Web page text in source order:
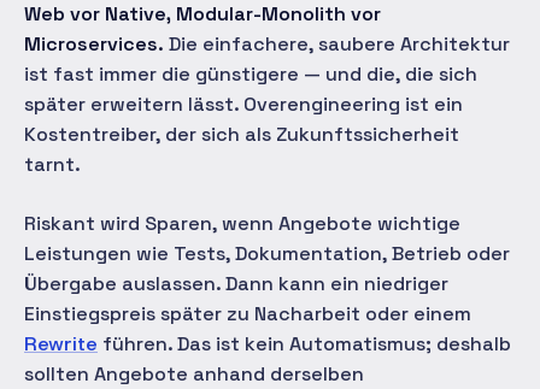
Web vor Native, Modular-Monolith vor
Microservices. Die einfachere, saubere Architektur
ist fast immer die günstigere — und die, die sich
später erweitern lässt. Overengineering ist ein
Kostentreiber, der sich als Zukunftssicherheit
tarnt.
Riskant wird Sparen, wenn Angebote wichtige
Leistungen wie Tests, Dokumentation, Betrieb oder
Übergabe auslassen. Dann kann ein niedriger
Einstiegspreis später zu Nacharbeit oder einem
Rewrite führen. Das ist kein Automatismus; deshalb
sollten Angebote anhand derselben